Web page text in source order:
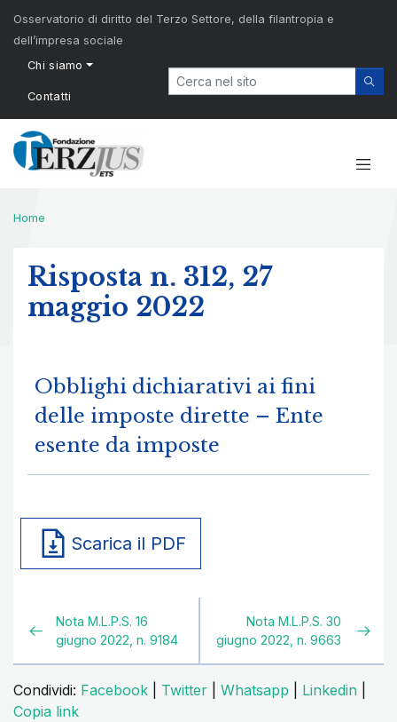
Osservatorio di diritto del Terzo Settore, della filantropia e
dell’impresa sociale
Chi siamo
Contatti
Home
Risposta n. 312, 27
maggio 2022
Obblighi dichiarativi ai fini
delle imposte dirette – Ente
esente da imposte
Scarica il PDF
Nota M.L.P.S. 16
giugno 2022, n. 9184
Nota M.L.P.S. 30
giugno 2022, n. 9663
Condividi: Facebook Twitter Whatsapp Linkedin
Copia link